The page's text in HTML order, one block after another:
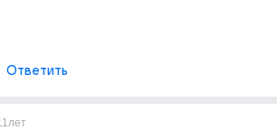
Ответить